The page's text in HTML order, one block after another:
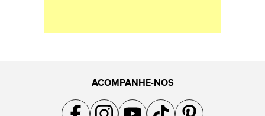
ACOMPANHE-NOS
Acompanhe a gente no Facebook
Acompanhe a gente no Instagram
Acompanhe a gente no YouTube
Acompanhe a gente no TikTok
Acompanhe a gente no